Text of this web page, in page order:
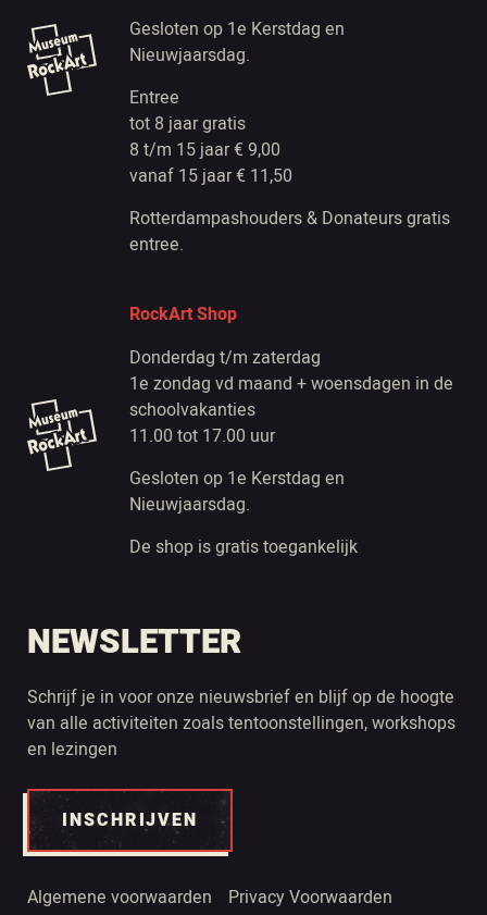
Gesloten op 1e Kerstdag en
Nieuwjaarsdag.
Entree
tot 8 jaar gratis
8 t/m 15 jaar € 9,00
vanaf 15 jaar € 11,50
Rotterdampashouders & Donateurs gratis
entree.
RockArt Shop
Donderdag t/m zaterdag
1e zondag vd maand + woensdagen in de
schoolvakanties
11.00 tot 17.00 uur
Gesloten op 1e Kerstdag en
Nieuwjaarsdag.
De shop is gratis toegankelijk
NEWSLETTER
Schrijf je in voor onze nieuwsbrief en blijf op de hoogte
van alle activiteiten zoals tentoonstellingen, workshops
en lezingen
INSCHRIJVEN
Algemene voorwaarden Privacy Voorwaarden